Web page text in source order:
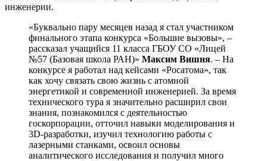
инженерии.
«Буквально пару месяцев назад я стал участником
финального этапа конкурса «Большие вызовы», –
рассказал учащийся 11 класса ГБОУ СО «Лицей
№57 (Базовая школа РАН)» Максим Вишня. – На
конкурсе я работал над кейсами «Росатома», так
как хочу связать свою жизнь с атомной
энергетикой и современной инженерией. За время
технического тура я значительно расширил свои
знания, познакомился с деятельностью
госкорпорации, отточил навыки моделирования и
3D-разработки, изучил технологию работы с
лазерными станками, освоил основы
аналитического исследования и получил много